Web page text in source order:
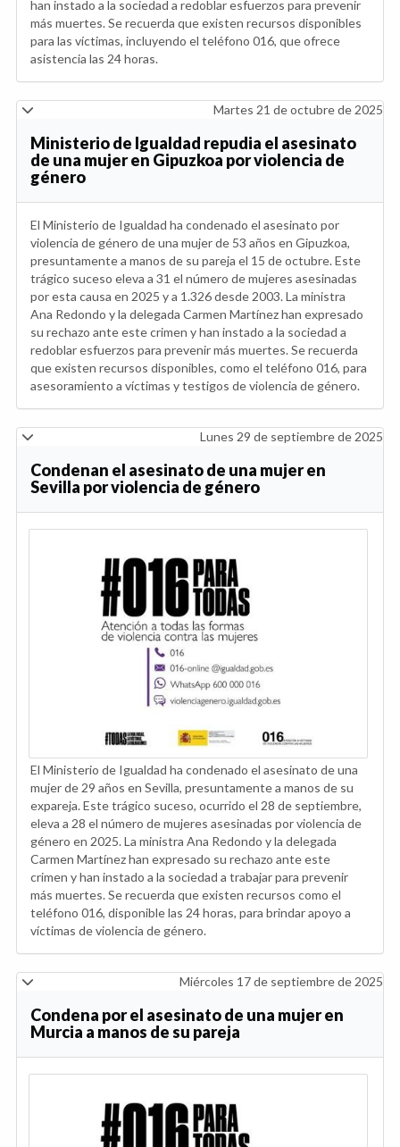
han instado a la sociedad a redoblar esfuerzos para prevenir
más muertes. Se recuerda que existen recursos disponibles
para las víctimas, incluyendo el teléfono 016, que ofrece
asistencia las 24 horas.
Martes 21 de octubre de 2025
Ministerio de Igualdad repudia el asesinato
de una mujer en Gipuzkoa por violencia de
género
El Ministerio de Igualdad ha condenado el asesinato por
violencia de género de una mujer de 53 años en Gipuzkoa,
presuntamente a manos de su pareja el 15 de octubre. Este
trágico suceso eleva a 31 el número de mujeres asesinadas
por esta causa en 2025 y a 1.326 desde 2003. La ministra
Ana Redondo y la delegada Carmen Martínez han expresado
su rechazo ante este crimen y han instado a la sociedad a
redoblar esfuerzos para prevenir más muertes. Se recuerda
que existen recursos disponibles, como el teléfono 016, para
asesoramiento a víctimas y testigos de violencia de género.
Lunes 29 de septiembre de 2025
Condenan el asesinato de una mujer en
Sevilla por violencia de género
El Ministerio de Igualdad ha condenado el asesinato de una
mujer de 29 años en Sevilla, presuntamente a manos de su
expareja. Este trágico suceso, ocurrido el 28 de septiembre,
eleva a 28 el número de mujeres asesinadas por violencia de
género en 2025. La ministra Ana Redondo y la delegada
Carmen Martínez han expresado su rechazo ante este
crimen y han instado a la sociedad a trabajar para prevenir
más muertes. Se recuerda que existen recursos como el
teléfono 016, disponible las 24 horas, para brindar apoyo a
víctimas de violencia de género.
Miércoles 17 de septiembre de 2025
Condena por el asesinato de una mujer en
Murcia a manos de su pareja